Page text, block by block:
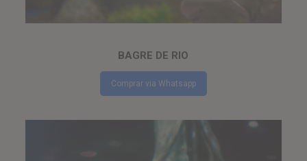
BAGRE DE RIO
Comprar via Whatsapp